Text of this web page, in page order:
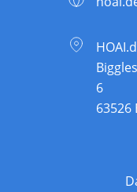
6
63526